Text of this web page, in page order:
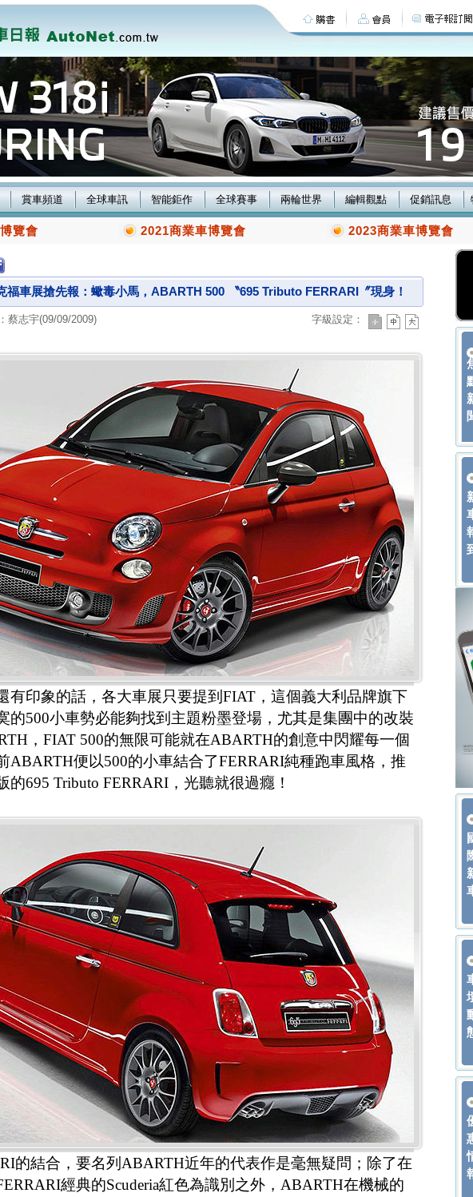
賞車頻道 全球車訊 智能鉅作 全球賽事 兩輪世界 編輯觀點 促銷訊息
覽會 2021商業車博覽會 2023商業車博覽會
福車展搶先報：蠍毒小馬，ABARTH 500 〝695 Tributo FERRARI〞現身！
蔡志宇(09/09/2009) 字級設定：
有印象的話，各大車展只要提到FIAT，這個義大利品牌旗下
的500小車勢必能夠找到主題粉墨登場，尤其是集團中的改裝
，FIAT 500的無限可能就在ABARTH的創意中閃耀每一個
ABARTH便以500的小車結合了FERRARI純種跑車風格，推
的695 Tributo FERRARI，光聽就很過癮！
的結合，要名列ABARTH近年的代表作是毫無疑問；除了在
經典的Scuderia紅色為識別之外，ABARTH在機械的